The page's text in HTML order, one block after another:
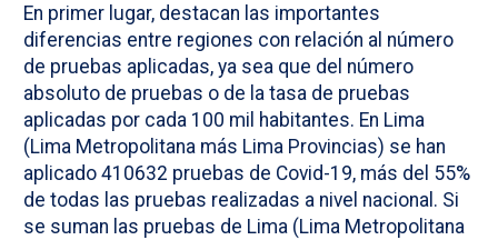
En primer lugar, destacan las importantes
diferencias entre regiones con relación al número
de pruebas aplicadas, ya sea que del número
absoluto de pruebas o de la tasa de pruebas
aplicadas por cada 100 mil habitantes. En Lima
(Lima Metropolitana más Lima Provincias) se han
aplicado 410632 pruebas de Covid-19, más del 55%
de todas las pruebas realizadas a nivel nacional. Si
se suman las pruebas de Lima (Lima Metropolitana